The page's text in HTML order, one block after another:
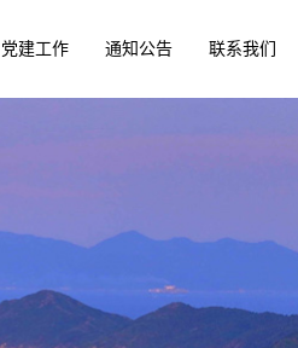
党建工作 通知公告 联系我们